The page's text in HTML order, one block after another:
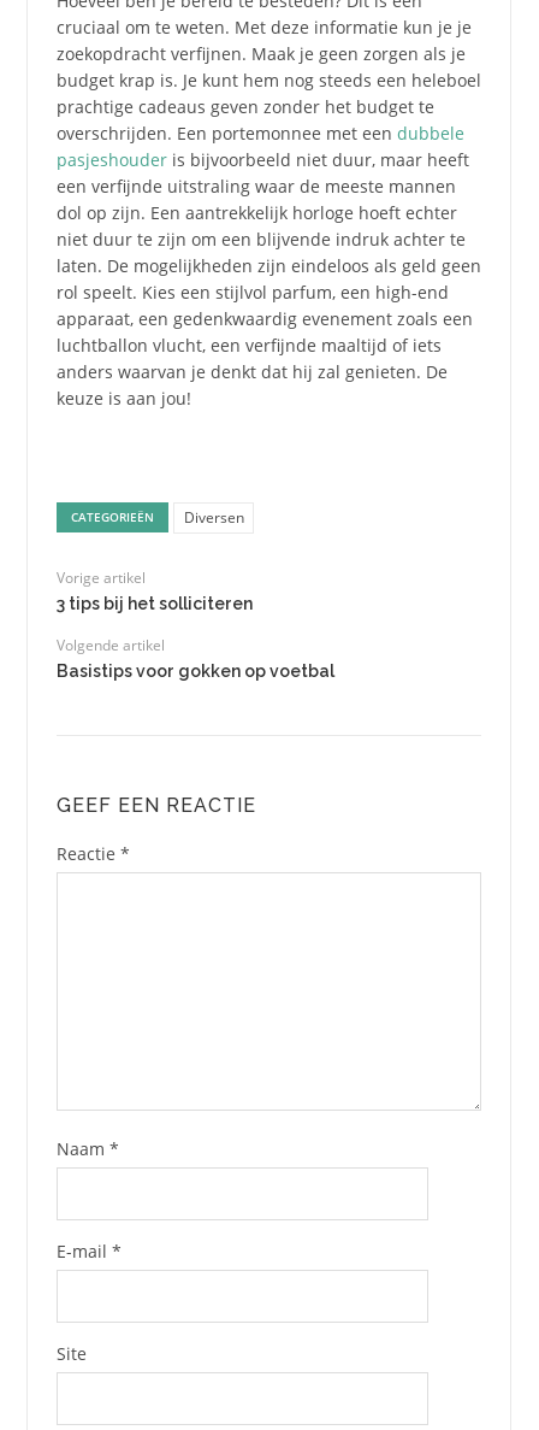
cruciaal om te weten. Met deze informatie kun je je
zoekopdracht verfijnen. Maak je geen zorgen als je
budget krap is. Je kunt hem nog steeds een heleboel
prachtige cadeaus geven zonder het budget te
overschrijden. Een portemonnee met een dubbele
pasjeshouderis bijvoorbeeld niet duur, maar heeft
een verfijnde uitstraling waar de meeste mannen
dol op zijn. Een aantrekkelijk horloge hoeft echter
niet duur te zijn om een ​​blijvende indruk achter te
laten. De mogelijkheden zijn eindeloos als geld geen
rol speelt. Kies een stijlvol parfum, een high-end
apparaat, een gedenkwaardig evenement zoals een
luchtballon vlucht, een verfijnde maaltijd of iets
anders waarvan je denkt dat hij zal genieten. De
keuze is aan jou!
CATEGORIEËN Diversen
Vorige artikel
3 tips bij het solliciteren
Volgende artikel
Basistips voor gokken op voetbal
GEEF EEN REACTIE
Reactie *
Naam *
E-mail *
Site